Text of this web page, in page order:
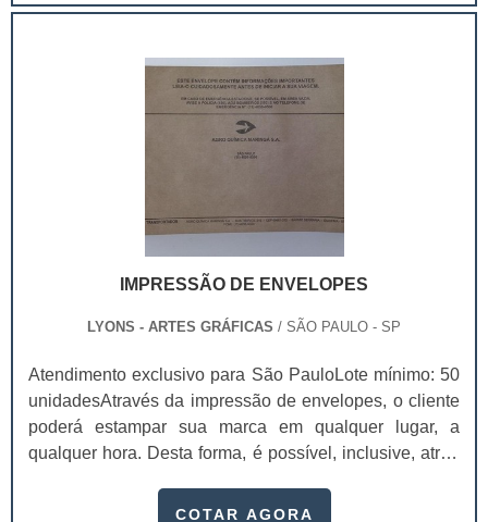
para lanches delivery pode variar.Essas embalagens
alimentício, farmacêutico e cosmético. Com.
IMPRESSÃO DE ENVELOPES
LYONS - ARTES GRÁFICAS / SÃO PAULO - SP
Atendimento exclusivo para São PauloLote mínimo: 50
unidadesAtravés da impressão de envelopes, o cliente
poderá estampar sua marca em qualquer lugar, a
qualquer hora. Desta forma, é possível, inclusive, atrair
impressão, uma empresa pode ter diversas
COTAR AGORA